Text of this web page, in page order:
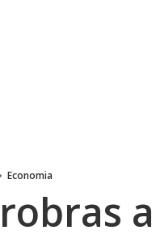
Economia